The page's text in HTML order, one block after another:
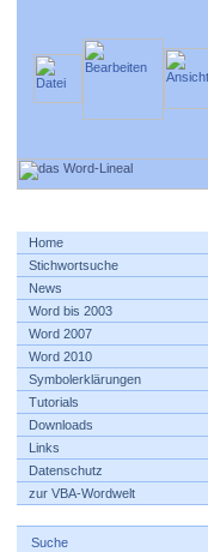
Home
Stichwortsuche
News
Word bis 2003
Word 2007
Word 2010
Symbolerklärungen
Tutorials
Downloads
Links
Datenschutz
zur VBA-Wordwelt
Suche